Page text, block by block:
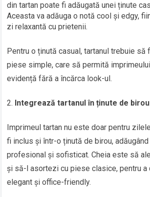
din tartan poate fi adăugată unei ținute
Aceasta va adăuga o notă cool și edgy,
zi relaxantă cu prietenii.
Pentru o ținută casual, tartanul trebuie să
piese simple, care să permită
evidență fără a încărca look-ul.
Integrează tartanul în ținute de birou
Imprimeul tartan nu este doar pentru
fi inclus și într-o ținută de birou, adăugând
profesional și sofisticat. Cheia este să
și să-l asortezi cu piese clasice, pentru a
elegant și office-friendly.